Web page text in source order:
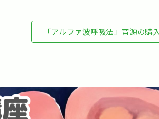
「アルファ波呼吸法」音源の購入